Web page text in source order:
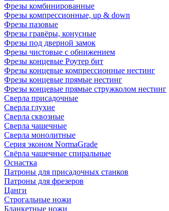
Фрезы комбинированные
Фрезы компрессионные, up & down
Фрезы пазовые
Фрезы гравёры, конусные
Фрезы под дверной замок
Фрезы чистовые с обнижением
Фрезы концевые Роутер бит
Фрезы концевые компрессионные нестинг
Фрезы концевые прямые нестинг
Фрезы концевые прямые стружколом нестинг
Сверла присадочные
Сверла глухие
Сверла сквозные
Сверла чашечные
Сверла монолитные
Серия эконом NormaGrade
Свёрла чашечные спиральные
Оснастка
Патроны для присадочных станков
Патроны для фрезеров
Цанги
Строгальные ножи
Бланкетные ножи